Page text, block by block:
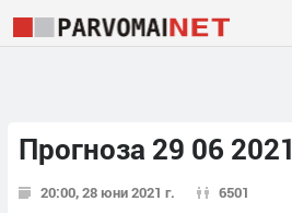
Прогноза 29 06 2021
20:00, 28 юни 2021 г. 6501